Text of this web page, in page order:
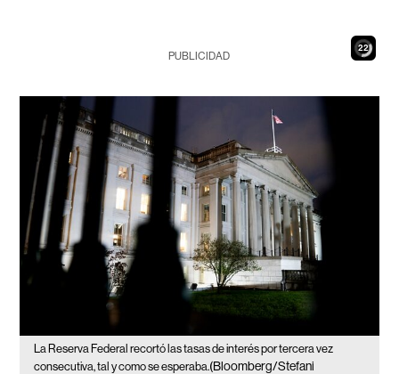
21
PUBLICIDAD
La Reserva Federal recortó las tasas de interés por tercera vez
consecutiva, tal y como se esperaba.(Bloomberg/Stefani